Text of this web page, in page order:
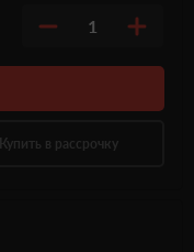
1
Купить в рассрочку